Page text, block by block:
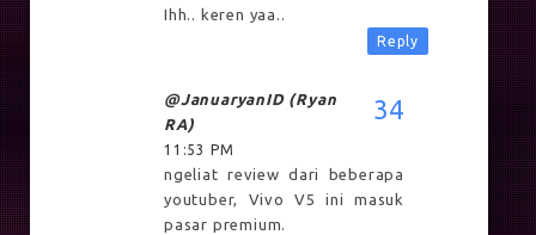
Ihh.. keren yaa..
Reply
@januaryanID (Ryan
RA)
11:53 PM
ngeliat review dari beberapa
youtuber, Vivo V5 ini masuk
pasar premium.